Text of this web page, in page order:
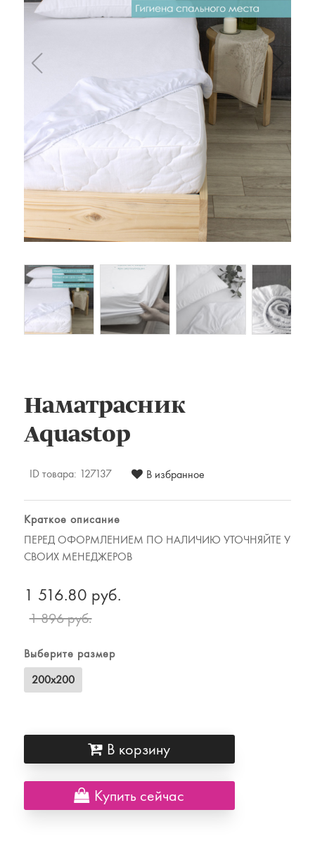
Одеяла и подушки
Одеяла
Матрасы и наматрасники
Наматрасники
Матрасы
Текстиль для ванной
Халаты
Текстиль для кухни
Полотенца
Фартуки, прихватки, рукавицы, грелки
Текстиль для гостиниц и отелей
Полотенца
Комплекты постельного белья
Наматрацники
Детские товары
Наматрасники, матрасы и чехлы для
матрасов
Для мужчин
Для женщин
Предметы интерьера
Наматрасник
Aquastop
ID товара: 127137 В избранное
Краткое описание
ПЕРЕД ОФОРМЛЕНИЕМ ПО НАЛИЧИЮ УТОЧНЯЙТЕ У
СВОИХ МЕНЕДЖЕРОВ
1 516.80 руб.
1 896 руб.
Выберите размер
200х200
В корзину
Купить сейчас